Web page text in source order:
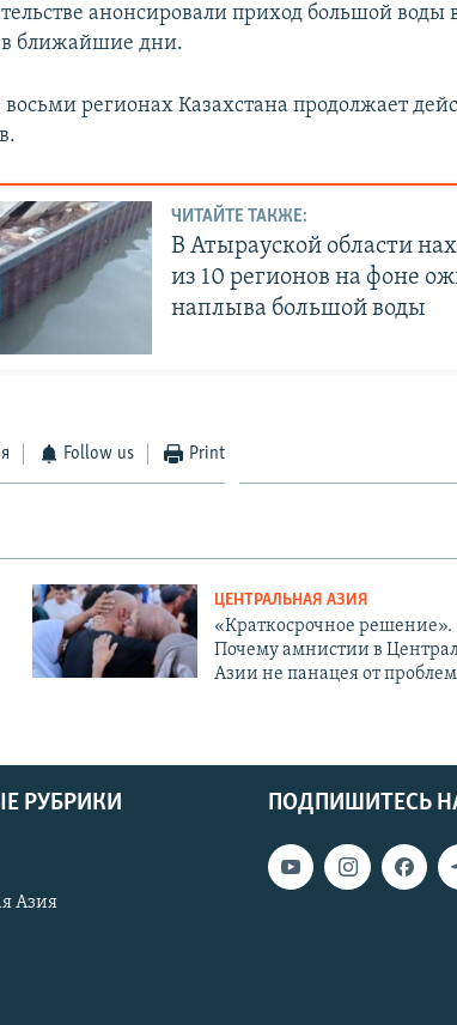
анонсировали приход большой воды
ближайшие дни.
регионах Казахстана продолжает
ЧИТАЙТЕ ТАКЖЕ:
В Атырауской области
из 10 регионов на фоне
наплыва большой воды
Follow us Print
ЦЕНТРАЛЬНАЯ АЗИЯ
«Краткосрочное решение».
Почему амнистии в
Азии не панацея от
ПОДПИШИТЕСЬ
РУБРИКИ
Азия